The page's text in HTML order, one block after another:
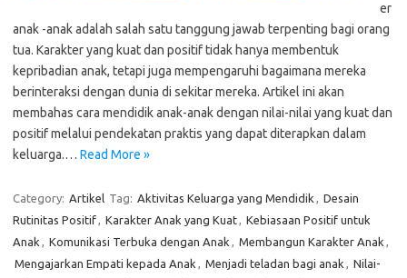
er
anak -anak adalah salah satu tanggung jawab terpenting bagi orang
tua. Karakter yang kuat dan positif tidak hanya membentuk
kepribadian anak, tetapi juga mempengaruhi bagaimana mereka
berinteraksi dengan dunia di sekitar mereka. Artikel ini akan
membahas cara mendidik anak-anak dengan nilai-nilai yang kuat dan
positif melalui pendekatan praktis yang dapat diterapkan dalam
keluarga.… Read More »
Category: Artikel Tag: Aktivitas Keluarga yang Mendidik , Desain
Rutinitas Positif, Karakter Anak yang Kuat, Kebiasaan Positif untuk
Anak , Komunikasi Terbuka dengan Anak , Membangun Karakter Anak ,
Mengajarkan Empati kepada Anak , Menjadi teladan bagi anak , Nilai-